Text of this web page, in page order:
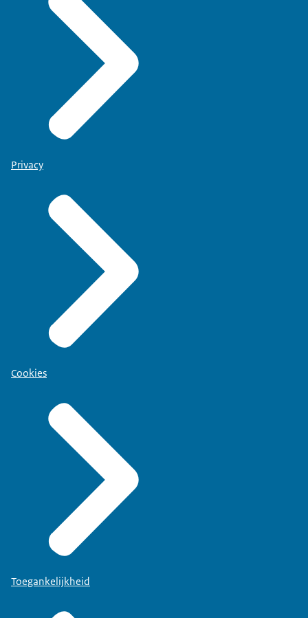
Privacy
Cookies
Toegankelijkheid